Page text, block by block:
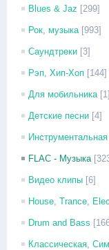
Blues & Jaz [299]
Рок, музыка [993]
Саундтреки [3]
Рэп, Хип-Хоп [144]
Для мобильника [1]
Детские песни [4]
Инструментальная
FLAC - Музыка
Видео клипы [6]
House, Trance,
Drum and Bass
Классическая,